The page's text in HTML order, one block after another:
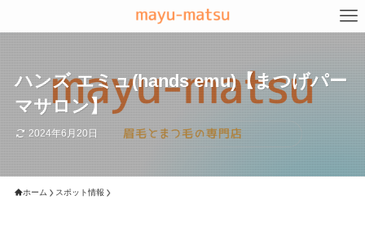
ハンズ エミュ(hands emu)【まつげパー
マサロン】
2024年6月20日
ホーム スポット情報